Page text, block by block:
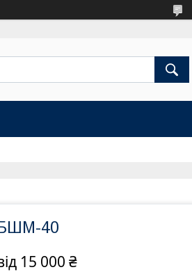
40
15 000 ₴